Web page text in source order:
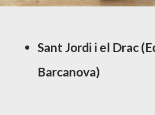
Sant Jordi i el Drac
Barcanova)